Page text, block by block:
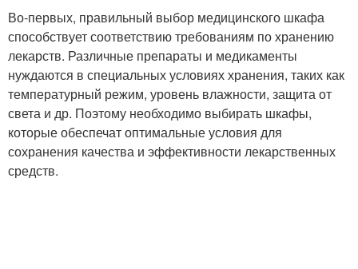
Во-первых, правильный выбор медицинского шкафа
способствует соответствию требованиям по хранению
лекарств. Различные препараты и медикаменты
нуждаются в специальных условиях хранения, таких как
температурный режим, уровень влажности, защита от
света и др. Поэтому необходимо выбирать шкафы,
которые обеспечат оптимальные условия для
сохранения качества и эффективности лекарственных
средств.